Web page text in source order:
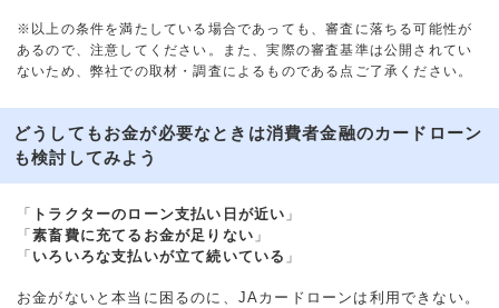
※以上の条件を満たしている場合であっても、審査に落ちる可能性が
あるので、注意してください。また、実際の審査基準は公開されてい
ないため、弊社での取材・調査によるものである点ご了承ください。
どうしてもお金が必要なときは消費者金融のカードローン
も検討してみよう
「 トラクターのローン支払い日が近い 」
「素畜費に充てるお金が足りない 」
「 いろいろな支払いが立て続いている 」
お金がないと本当に困るのに、JAカードローンは利用できない。